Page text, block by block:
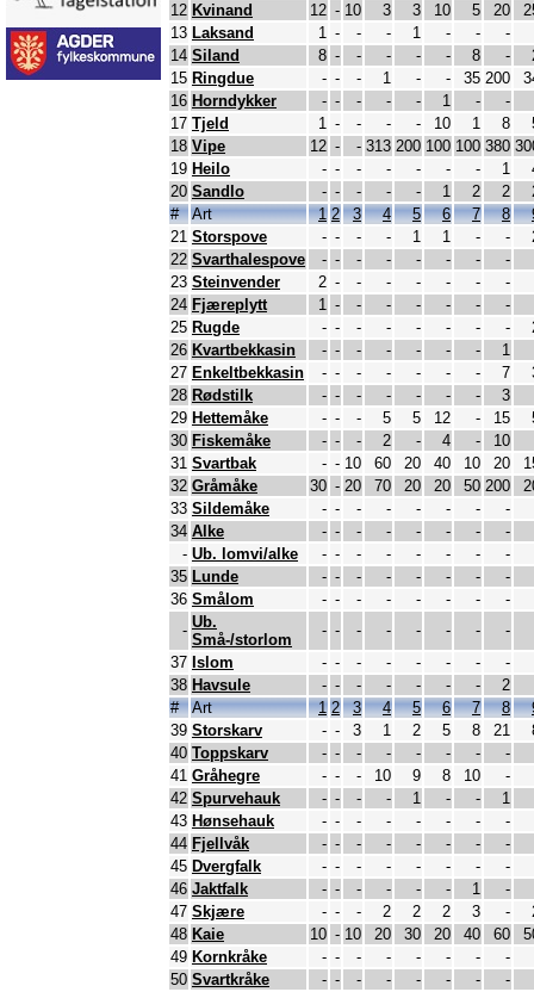
12 Kvinand 12 - 10 3 3 10 5 20
13 Laksand 1 - - - 1 - -
-
14 Siland 8 - - - - - 8 -
15 Ringdue - - - 1 - - 35 200
16 Horndykker - - - - - 1 -
-
17 Tjeld 1 - - - - 10 1 8
18 Vipe 12 - - 313 200 100 100 380
19 Heilo - - - - - - - 1
20 Sandlo - - - - - 1 2 2
#
Art 1 2 3 4 5 6 7 8
21 Storspove - - - - 1 1 - -
22 Svarthalespove - - - - - - -
-
23 Steinvender 2 - - - - - -
-
24 Fjæreplytt 1 - - - - - -
-
25 Rugde - - - - - - - -
26 Kvartbekkasin - - - - - - -
1
27 Enkeltbekkasin - - - - - - - 7
28 Rødstilk - - - - - - -
3
29 Hettemåke - - - 5 5 12 - 15
30 Fiskemåke - - - 2 - 4 -
10
31 Svartbak - - 10 60 20 40 10 20
32 Gråmåke 30 - 20 70 20 20 50 200
33 Sildemåke - - - - - - -
-
34 Alke - - - - - - -
-
- Ub. lomvi/alke - - - - - - -
-
35 Lunde - - - - - - -
-
36 Smålom - - - - - - -
-
- Ub.
Små-/storlom
- - - - - - -
-
37 Islom - - - - - - -
-
38 Havsule - - - - - - -
2
#
Art 1 2 3 4 5 6 7 8
39 Storskarv - - 3 1 2 5 8 21
40 Toppskarv - - - - - - -
-
41 Gråhegre - - - 10 9 8 10
-
42 Spurvehauk - - - - 1 - -
1
43 Hønsehauk - - - - - - -
-
44 Fjellvåk - - - - - - -
-
45 Dvergfalk - - - - - - -
-
46 Jaktfalk - - - - - - 1
-
47 Skjære - - - 2 2 2 3 -
48 Kaie 10 - 10 20 30 20 40 60
49 Kornkråke - - - - - - -
-
50 Svartkråke - - - - - - -
-